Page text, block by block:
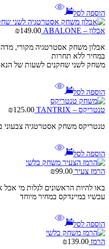
הוספה לסל
אבלון – ABALONE ₪149.00
אבלון משחק אסטרטגיה מקורי,
במחיר ללא תחרות
משחק לשני שחקנים לשעות של
הוספה לסל
טנטריקס – TANTRIX ₪125.00
טנטריקס משחק אסטרטגיה צבעוני
הוספה לסל
הרמז צעיר ₪99.00
באו להיות הראשונים לגלות מי
עכשיו במיינדקס במחיר מיוחד
הוספה לסל
הרמז ₪139.00